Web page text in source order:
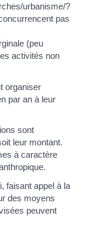
urbanisme/?
pas
(peu
activités non
organiser
par an à leur
sont
leur montant.
à caractère
faisant appel à la
des moyens
peuvent